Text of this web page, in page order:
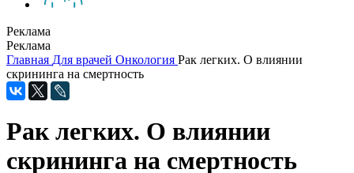
Реклама
Реклама
Главная Для врачей Онкология Рак легких. О влиянии
скрининга на смертность
Рак легких. О влиянии
скрининга на смертность